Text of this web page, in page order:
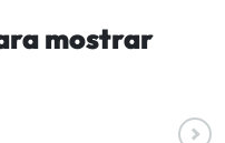
mostrar